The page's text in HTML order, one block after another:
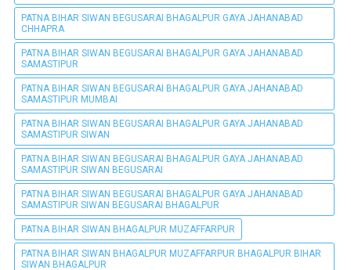
PATNA BIHAR SIWAN BEGUSARAI BHAGALPUR GAYA JAHANABAD
CHHAPRA
PATNA BIHAR SIWAN BEGUSARAI BHAGALPUR GAYA JAHANABAD
SAMASTIPUR
PATNA BIHAR SIWAN BEGUSARAI BHAGALPUR GAYA JAHANABAD
SAMASTIPUR MUMBAI
PATNA BIHAR SIWAN BEGUSARAI BHAGALPUR GAYA JAHANABAD
SAMASTIPUR SIWAN
PATNA BIHAR SIWAN BEGUSARAI BHAGALPUR GAYA JAHANABAD
SAMASTIPUR SIWAN BEGUSARAI
PATNA BIHAR SIWAN BEGUSARAI BHAGALPUR GAYA JAHANABAD
SAMASTIPUR SIWAN BEGUSARAI BHAGALPUR
PATNA BIHAR SIWAN BHAGALPUR MUZAFFARPUR
PATNA BIHAR SIWAN BHAGALPUR MUZAFFARPUR BHAGALPUR BIHAR
SIWAN BHAGALPUR